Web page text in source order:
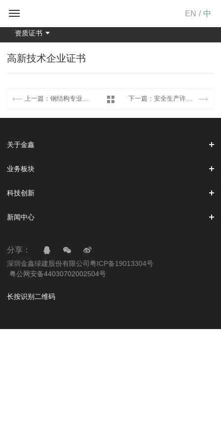
EN / 中
资质证书
高新技术企业证书
上一篇：钢结构专业承包壹级资质 下一篇：安全生产许可证
关于金鑫
业务板块
科技创新
新闻中心
分享：
深圳金鑫绿建股份有限公司粤ICP备19013304号
粤公网安备44030702002504号
长按识别二维码